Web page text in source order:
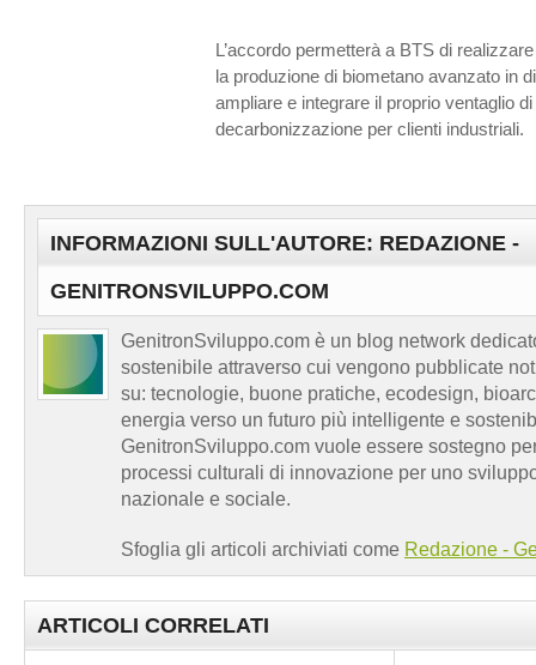
L’accordo permetterà a BTS di
la produzione di biometano avanzato in
ampliare e integrare il proprio ventaglio
decarbonizzazione per clienti industriali.
INFORMAZIONI SULL'AUTORE: REDAZIONE -
GENITRONSVILUPPO.COM
GenitronSviluppo.com è un blog network
sostenibile attraverso cui vengono pubblicate
su: tecnologie, buone pratiche, ecodesign,
energia verso un futuro più intelligente e
GenitronSviluppo.com vuole essere sostegno
processi culturali di innovazione per uno
nazionale e sociale.
Sfoglia gli articoli archiviati come Redazione -
ARTICOLI CORRELATI